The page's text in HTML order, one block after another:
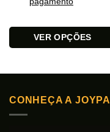
VER OPÇÕES
variantes.
As
CONHEÇA A